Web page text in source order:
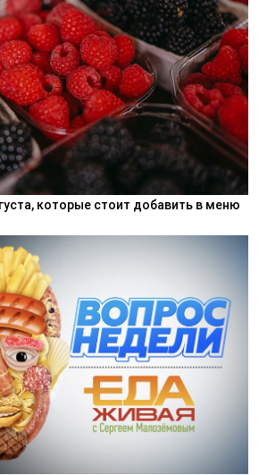
которые стоит добавить в меню